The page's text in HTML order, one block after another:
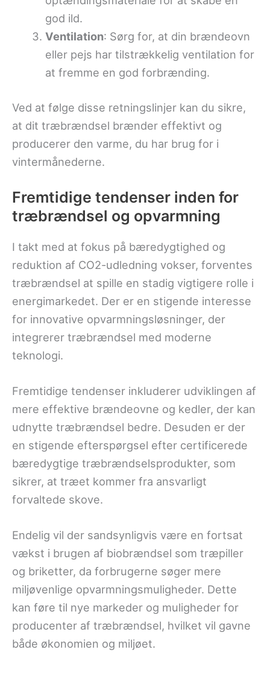
god ild.
Ventilation: Sørg for, at din brændeovn
eller pejs har tilstrækkelig ventilation for
at fremme en god forbrænding.
Ved at følge disse retningslinjer kan du sikre,
at dit træbrændsel brænder effektivt og
producerer den varme, du har brug for i
vintermånederne.
Fremtidige tendenser inden for
træbrændsel og opvarmning
I takt med at fokus på bæredygtighed og
reduktion af CO2-udledning vokser, forventes
træbrændsel at spille en stadig vigtigere rolle i
energimarkedet. Der er en stigende interesse
for innovative opvarmningsløsninger, der
integrerer træbrændsel med moderne
teknologi.
Fremtidige tendenser inkluderer udviklingen af
mere effektive brændeovne og kedler, der kan
udnytte træbrændsel bedre. Desuden er der
en stigende efterspørgsel efter certificerede
bæredygtige træbrændselsprodukter, som
sikrer, at træet kommer fra ansvarligt
forvaltede skove.
Endelig vil der sandsynligvis være en fortsat
vækst i brugen af biobrændsel som træpiller
og briketter, da forbrugerne søger mere
miljøvenlige opvarmningsmuligheder. Dette
kan føre til nye markeder og muligheder for
producenter af træbrændsel, hvilket vil gavne
både økonomien og miljøet.